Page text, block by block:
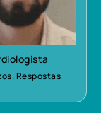
Respostas